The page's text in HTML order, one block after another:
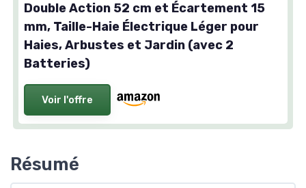
Double Action 52 cm et Écartement 15
mm, Taille-Haie Électrique Léger pour
Haies, Arbustes et Jardin (avec 2
Batteries)
Voir l'offre
Résumé